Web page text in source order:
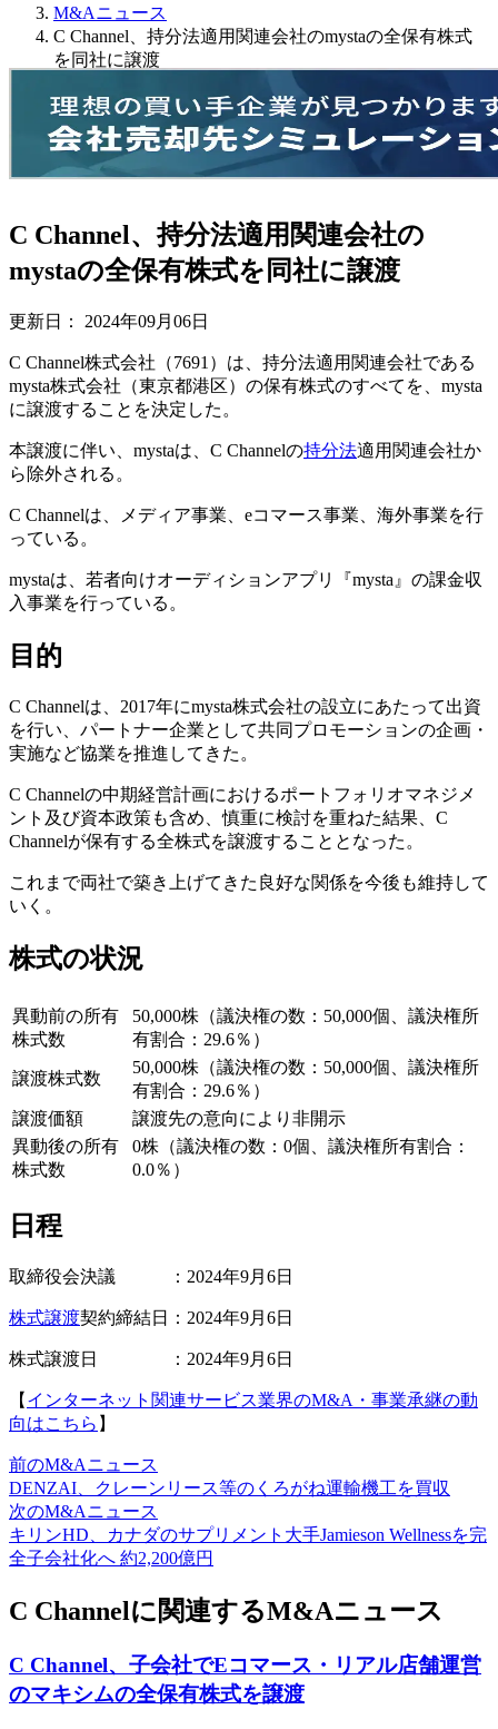
M&Aニュース
C Channel、持分法適用関連会社のmystaの全保有株式
を同社に譲渡
C Channel、持分法適用関連会社の
mystaの全保有株式を同社に譲渡
更新日： 2024年09月06日
C Channel株式会社（7691）は、持分法適用関連会社である
mysta株式会社（東京都港区）の保有株式のすべてを、mysta
に譲渡することを決定した。
本譲渡に伴い、mystaは、C Channelの持分法適用関連会社か
ら除外される。
C Channelは、メディア事業、eコマース事業、海外事業を行
っている。
mystaは、若者向けオーディションアプリ『mysta』の課金収
入事業を行っている。
目的
C Channelは、2017年にmysta株式会社の設立にあたって出資
を行い、パートナー企業として共同プロモーションの企画・
実施など協業を推進してきた。
C Channelの中期経営計画におけるポートフォリオマネジメ
ント及び資本政策も含め、慎重に検討を重ねた結果、C
Channelが保有する全株式を譲渡することとなった。
これまで両社で築き上げてきた良好な関係を今後も維持して
いく。
株式の状況
異動前の所有
株式数
50,000株（議決権の数：50,000個、議決権所
有割合：29.6％）
譲渡株式数
50,000株（議決権の数：50,000個、議決権所
有割合：29.6％）
譲渡価額
譲渡先の意向により非開示
異動後の所有
株式数
0株（議決権の数：0個、議決権所有割合：
0.0％）
日程
取締役会決議 ：2024年9月6日
株式譲渡契約締結日：2024年9月6日
株式譲渡日 ：2024年9月6日
【 インターネット関連サービス業界のM&A・事業承継の動
向はこちら 】
前のM&Aニュース
DENZAI、クレーンリース等のくろがね運輸機工を買収
次のM&Aニュース
キリンHD、カナダのサプリメント大手Jamieson Wellnessを完
全子会社化へ 約2,200億円
C Channelに関連するM&Aニュース
C Channel、子会社でEコマース・リアル店舗運営
のマキシムの全保有株式を譲渡